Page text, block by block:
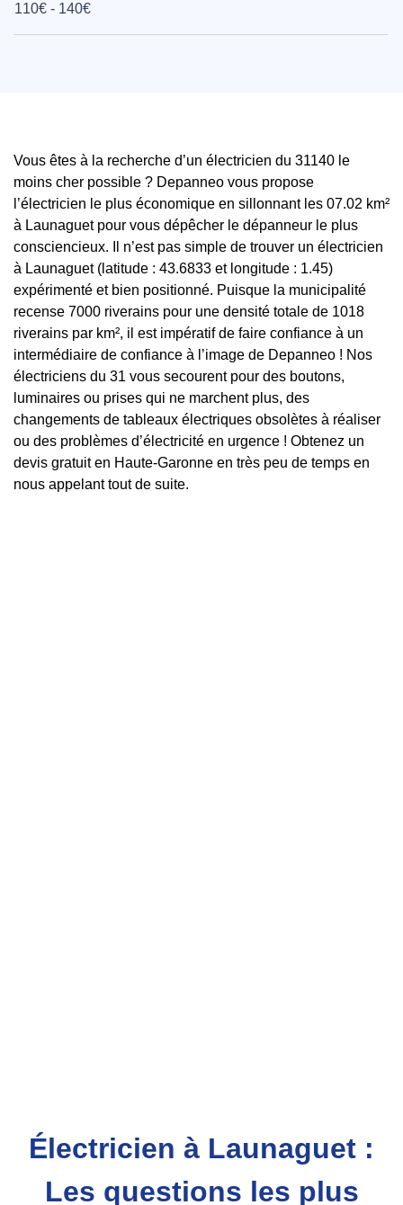
110€ - 140€
Vous êtes à la recherche d’un électricien du 31140 le
moins cher possible ? Depanneo vous propose
l’électricien le plus économique en sillonnant les 07.02 km²
à Launaguet pour vous dépêcher le dépanneur le plus
consciencieux. Il n’est pas simple de trouver un électricien
à Launaguet (latitude : 43.6833 et longitude : 1.45)
expérimenté et bien positionné. Puisque la municipalité
recense 7000 riverains pour une densité totale de 1018
riverains par km², il est impératif de faire confiance à un
intermédiaire de confiance à l’image de Depanneo ! Nos
électriciens du 31 vous secourent pour des boutons,
luminaires ou prises qui ne marchent plus, des
changements de tableaux électriques obsolètes à réaliser
ou des problèmes d’électricité en urgence ! Obtenez un
devis gratuit en Haute-Garonne en très peu de temps en
nous appelant tout de suite.
Électricien à Launaguet :
Les questions les plus